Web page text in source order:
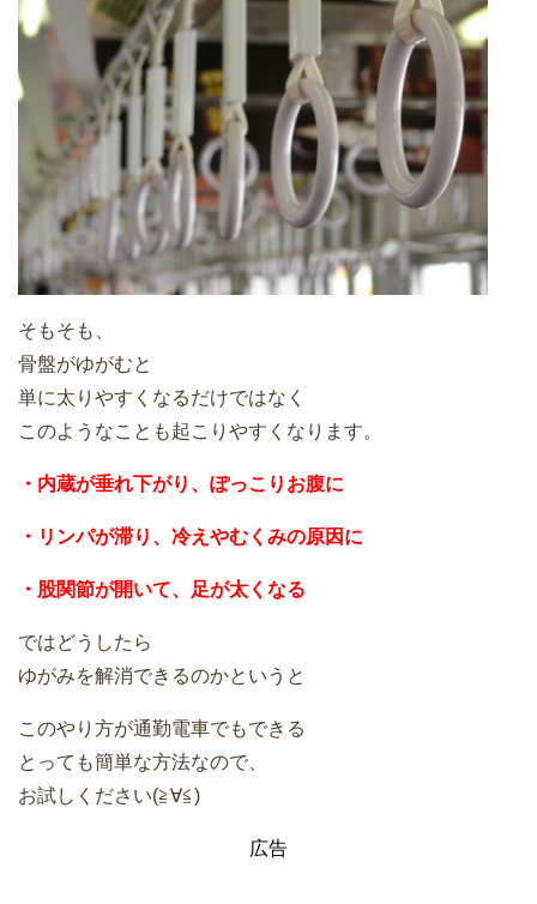
そもそも、
骨盤がゆがむと
単に太りやすくなるだけではなく
このようなことも起こりやすくなります。
・内蔵が垂れ下がり、ぽっこりお腹に
・リンパが滞り、冷えやむくみの原因に
・股関節が開いて、足が太くなる
ではどうしたら
ゆがみを解消できるのかというと
このやり方が通勤電車でもできる
とっても簡単な方法なので、
お試しください(≧∀≦)
広告